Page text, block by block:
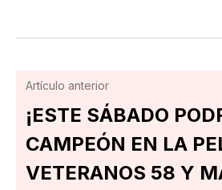
Artículo anterior
¡ESTE SÁBADO
CAMPEÓN EN LA
VETERANOS 58 Y